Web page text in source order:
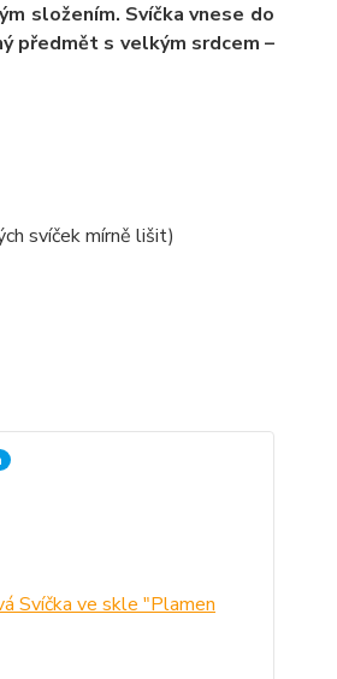
složením. Svíčka vnese do
předmět s velkým srdcem –
svíček mírně lišit)